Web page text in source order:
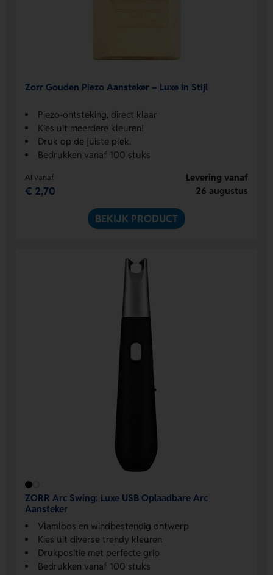
Zorr Gouden Piezo Aansteker – Luxe in Stijl
Piezo-ontsteking, direct klaar
Kies uit meerdere kleuren!
Druk op de juiste plek.
Bedrukken vanaf 100 stuks
Al vanaf
€ 2,70
Levering vanaf
26 augustus
BEKIJK PRODUCT
ZORR Arc Swing: Luxe USB Oplaadbare Arc
Aansteker
Vlamloos en windbestendig ontwerp
Kies uit diverse trendy kleuren
Drukpositie met perfecte grip
Bedrukken vanaf 100 stuks